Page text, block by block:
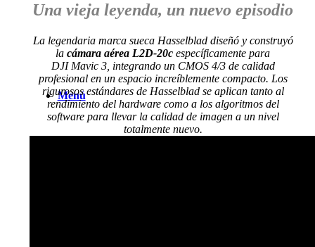
Menú
Una vieja leyenda, un nuevo episodio
La legendaria marca sueca Hasselblad diseñó y construyó
lacámara aérea L2D-20c específicamente para
DJI Mavic 3, integrando un CMOS 4/3 de calidad
profesional en un espacio increíblemente compacto. Los
rigurosos estándares de Hasselblad se aplican tanto al
rendimiento del hardware como a los algoritmos del
software para llevar la calidad de imagen a un nivel
totalmente nuevo.